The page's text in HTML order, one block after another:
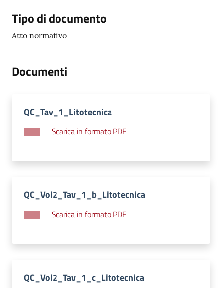
gli
argomenti...
Seguici
Tipo di documento
Atto normativo
Documenti
QC_Tav_1_Litotecnica
Scarica in formato PDF
QC_Vol2_Tav_1_b_Litotecnica
Scarica in formato PDF
QC_Vol2_Tav_1_c_Litotecnica